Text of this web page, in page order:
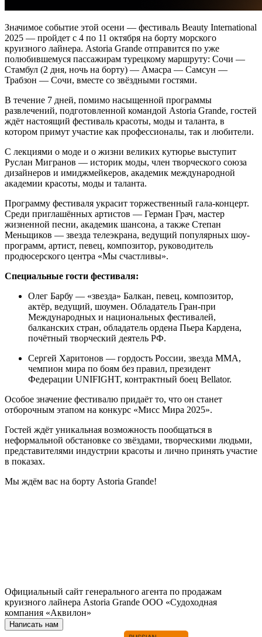
Значимое событие этой осени — фестиваль Beauty International
2025 — пройдет с 4 по 11 октября на борту морского
круизного лайнера. Astoria Grande отправится по уже
полюбившемуся пассажирам турецкому маршруту: Сочи —
Стамбул (2 дня, ночь на борту) — Амасра — Самсун —
Трабзон — Сочи, вместе со звёздными гостями.
В течение 7 дней, помимо насыщенной программы
развлечений, подготовленной командой Astoria Grande, гостей
ждёт настоящий фестиваль красоты, моды и таланта, в
котором примут участие как профессионалы, так и любители.
С лекциями о моде и о жизни великих кутюрье выступит
Руслан Мигранов — историк моды, член творческого союза
дизайнеров и имиджмейкеров, академик международной
академии красоты, моды и таланта.
Программу фестиваля украсит торжественный гала-концерт.
Среди приглашённых артистов — Герман Грач, мастер
жизненной песни, академик шансона, а также Степан
Меньщиков — звезда телеэкрана, ведущий популярных шоу-
программ, артист, певец, композитор, руководитель
продюсерского центра «Мы счастливы».
Специальные гости фестиваля:
Олег Барбу — «звезда» Балкан, певец, композитор,
актёр, ведущий, шоумен. Обладатель Гран-при
Международных и национальных фестивалей,
балканских стран, обладатель ордена Пьера Кардена,
почётный творческий деятель РФ.
Сергей Харитонов — гордость России, звезда ММА,
чемпион мира по боям без правил, президент
Федерации UNIFIGHT, контрактный боец Bellator.
Особое значение фестивалю придаёт то, что он станет
отборочным этапом на конкурс «Мисс Мира 2025».
Гостей ждёт уникальная возможность пообщаться в
неформальной обстановке со звёздами, творческими людьми,
представителями индустрии красоты и лично принять участие
в показах.
Мы ждём вас на борту Astoria Grande!
Официальный сайт генерального агента по продажам
круизного лайнера Astoria Grande ООО «Судоходная
компания «Аквилон»
Написать нам